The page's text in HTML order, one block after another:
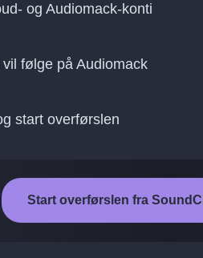
og Audiomack-konti
følge på Audiomack
start overførslen
Start overførslen fra